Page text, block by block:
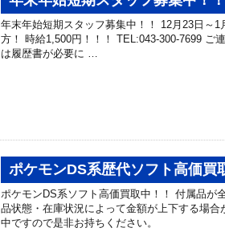
年末年始短期スタッフ募集中！！ 12月23日～
方！ 時給1,500円！！！ TEL:043-300-7699 ご
は履歴書が必要に …
ポケモンDS系歴代ソフト高価買
ポケモンDS系ソフト高価買取中！！ 付属品が
品状態・在庫状況によって金額が上下する場
中ですので是非お持ちください。